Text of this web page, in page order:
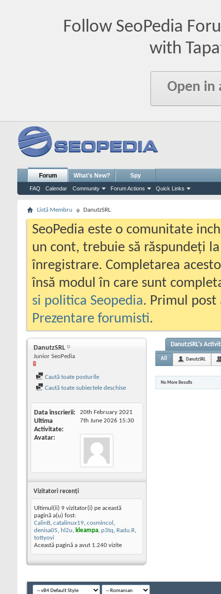
Follow SeoPedia
with
Open in
Forum
FAQ Calendar Community Forum Actions Quick Links
What's New? Spy
Listă Membru DanutzSRL
SeoPedia este o comunitate
un cont, trebuie să răspundeți
înregistrare. Completarea
însă modul în care sunt
si politica Seopedia. Primul
Prezentare forumisti.
DanutzSRL
Junior SeoPedia
Caută toate posturile
Caută toate subiectele deschise
Data înscrierii 20th February 2021
Ultima
Activitate
7th June 2026 15:30
Avatar
Vizitatori recenţi
Ultimul(ii) 9 vizitator(i) pe această
pagină a(u) fost:
CalinB, catalinux19, cosmincol ,
denisa05, hl2u, kleampa, p3tq, Radu.R,
tottyovi
Această pagină a avut 1.240 vizite
DanutzSRL's
All DanutzSRL
No More Results